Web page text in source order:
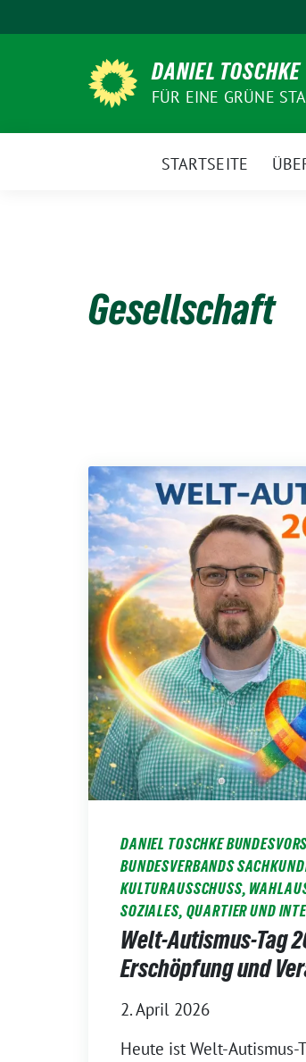
zum
DANIEL TOSCHKE
FÜR EINE GRÜNE
STARTSEITE
Gesellschaft
DANIEL TOSCHKE
BUNDESVERBANDS
KULTURAUSSCHUSS,
SOZIALES, QUARTIER UND
Welt-Autismus-Tag
Erschöpfung und
2. April 2026
Heute ist Welt-Autismus-